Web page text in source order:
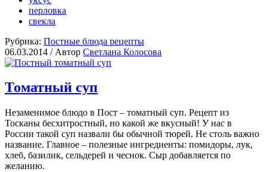
перловка
свекла
Рубрика: Постные блюда рецепты
06.03.2014 / Автор Светлана Колосова
Томатный суп
Незаменимое блюдо в Пост – томатный суп. Рецепт из
Тосканы бесхитростный, но какой же вкусный! У нас в
России такой суп назвали бы обычной тюрей. Не столь важно
название. Главное – полезные ингредиенты: помидоры, лук,
хлеб, базилик, сельдерей и чеснок. Сыр добавляется по
желанию.